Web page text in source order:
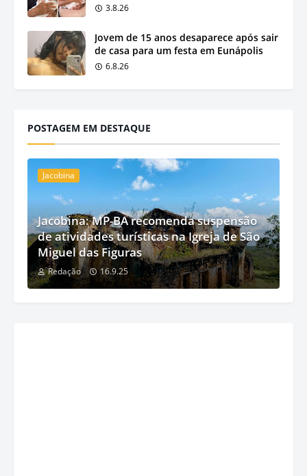
3.8.26
Jovem de 15 anos desaparece após sair
de casa para um festa em Eunápolis
6.8.26
POSTAGEM EM DESTAQUE
Jacobina
Jacobina: MP-BA recomenda suspensão
de atividades turísticas na Igreja de São
Miguel das Figuras
Redação 16.9.25